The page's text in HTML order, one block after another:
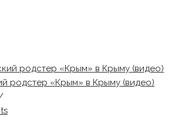
родстер «Крым» в Крыму (видео)